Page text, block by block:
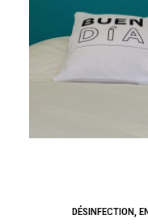
DÉSINFECTION,